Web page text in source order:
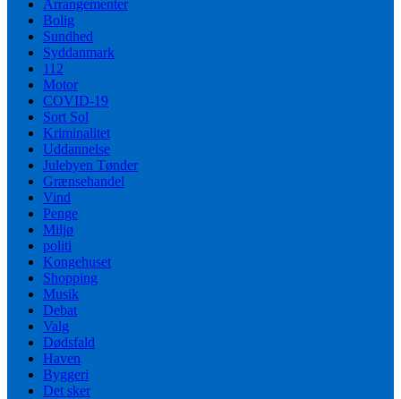
Arrangementer
Bolig
Sundhed
Syddanmark
112
Motor
COVID-19
Sort Sol
Kriminalitet
Uddannelse
Julebyen Tønder
Grænsehandel
Vind
Penge
Miljø
politi
Kongehuset
Shopping
Musik
Debat
Valg
Dødsfald
Haven
Byggeri
Det sker